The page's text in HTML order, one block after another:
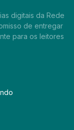
digitais da Rede
de entregar
para os leitores